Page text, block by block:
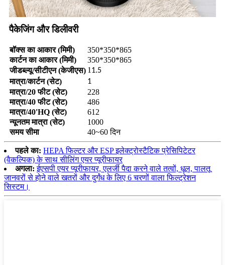
पैकेजिंग और डिलीवरी
बॉक्स का आकार (मिमी)
350*350*865
कार्टन का आकार (मिमी)
350*350*865
जीडब्ल्यू/सीटीएन (केजीएस) 11.5
मात्रा/कार्टन (सेट) 1
मात्रा/20 फीट (सेट)
228
मात्रा/40 फीट (सेट)
486
मात्रा/40'HQ (सेट)
612
न्यूनतम मात्रा (सेट)
1000
समय सीमा
40~60 दिन
पहले का: HEPA फिल्टर और ESP इलेक्ट्रोस्टैटिक प्रेसिपिटेटर
(वैकल्पिक) के साथ सीलिंग एयर प्यूरीफायर
अगला: ईएसपी एयर प्यूरीफायर, एलर्जी पैदा करने वाले तत्वों, धूल, पालतू
जानवरों से होने वाले खतरों और दुर्गंध के लिए 6 चरणों वाला फिल्ट्रेशन
सिस्टम।